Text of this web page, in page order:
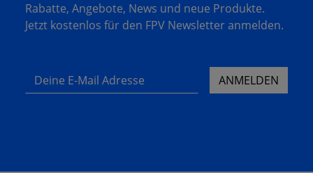
Rabatte, Angebote, News und neue Produkte.
Jetzt kostenlos für den FPV Newsletter anmelden.
Deine E-Mail Adresse ANMELDEN